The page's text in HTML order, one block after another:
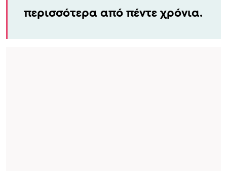
περισσότερα από πέντε χρόνια.